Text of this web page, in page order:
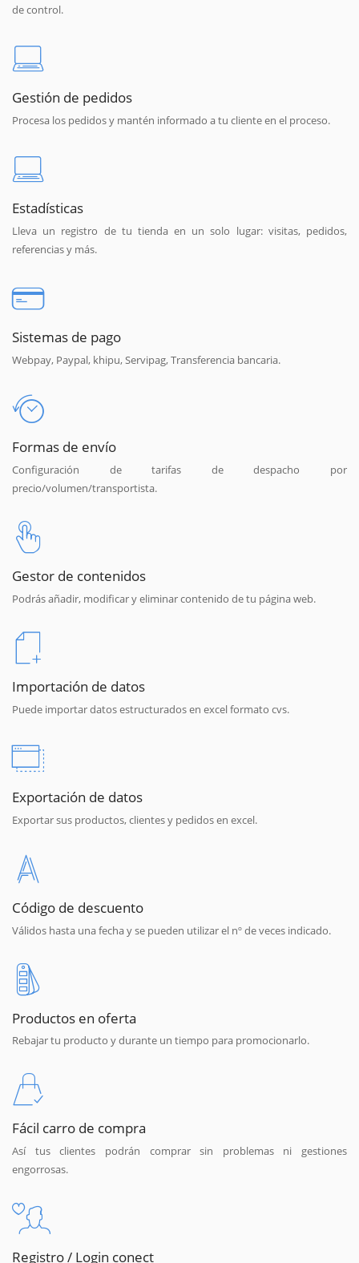
de control.
Gestión de pedidos
Procesa los pedidos y mantén informado a tu cliente en el proceso.
Estadísticas
Lleva un registro de tu tienda en un solo lugar: visitas, pedidos,
referencias y más.
Sistemas de pago
Webpay, Paypal, khipu, Servipag, Transferencia bancaria.
Formas de envío
Configuración de tarifas de despacho por
precio/volumen/transportista.
Gestor de contenidos
Podrás añadir, modificar y eliminar contenido de tu página web.
Importación de datos
Puede importar datos estructurados en excel formato cvs.
Exportación de datos
Exportar sus productos, clientes y pedidos en excel.
Código de descuento
Válidos hasta una fecha y se pueden utilizar el nº de veces indicado.
Productos en oferta
Rebajar tu producto y durante un tiempo para promocionarlo.
Fácil carro de compra
Así tus clientes podrán comprar sin problemas ni gestiones
engorrosas.
Registro / Login conect